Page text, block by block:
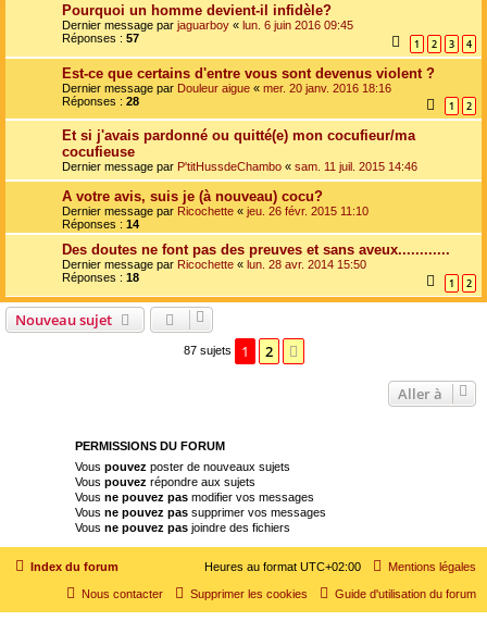
Pourquoi un homme devient-il infidèle?
Dernier message par jaguarboy « lun. 6 juin 2016 09:45
Réponses : 57 1 2 3 4
Est-ce que certains d'entre vous sont devenus violent ?
Dernier message par Douleur aigue « mer. 20 janv. 2016 18:16
Réponses : 28 1 2
Et si j'avais pardonné ou quitté(e) mon cocufieur/ma
cocufieuse
Dernier message par P'titHussdeChambo « sam. 11 juil. 2015 14:46
A votre avis, suis je (à nouveau) cocu?
Dernier message par Ricochette « jeu. 26 févr. 2015 11:10
Réponses : 14
Des doutes ne font pas des preuves et sans aveux............
Dernier message par Ricochette « lun. 28 avr. 2014 15:50
Réponses : 18 1 2
Nouveau sujet
87 sujets 1 2
Aller à
PERMISSIONS DU FORUM
Vous pouvez poster de nouveaux sujets
Vous pouvez répondre aux sujets
Vous ne pouvez pas modifier vos messages
Vous ne pouvez pas supprimer vos messages
Vous ne pouvez pas joindre des fichiers
Index du forum Mentions légales
Heures au format UTC+02:00
Guide d'utilisation du forum
Supprimer les cookies
Nous contacter